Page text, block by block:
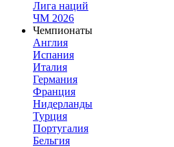
Лига наций
ЧМ 2026
Чемпионаты
Англия
Испания
Италия
Германия
Франция
Нидерланды
Турция
Португалия
Бельгия